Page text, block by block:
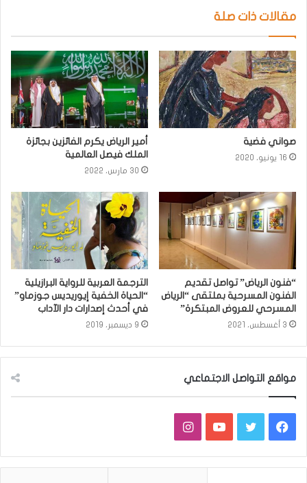
مقالات ذات صلة
صواني فضية
16 يونيو، 2020
أمير الرياض يكرم الفائزين بجائزة
الملك فيصل العالمية
30 مارس، 2022
“فنون الرياض” تواصل تقديم
الفنون المسرحية بملتقى “الرياض
المسرحي للعروض المبتكرة”
3 أغسطس، 2021
الترجمة العربية للرواية البرازيلية
“الحياة الخفية إيوريديس جوزماو”
في أحدث إصدارات دار الآداب
9 ديسمبر، 2019
مواقع التواصل الاجتماعي
فيسبوكتويتر يوتيوبانستقرام